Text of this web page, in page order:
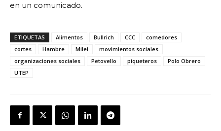
en un comunicado.
ETIQUETAS Alimentos Bullrich CCC
comedores
cortes
Hambre Milei
movimientos sociales
organizaciones sociales
Petovello piqueteros
Polo Obrero
UTEP